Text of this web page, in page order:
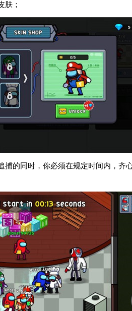
肤；
的同时，你必须在规定时间内，齐